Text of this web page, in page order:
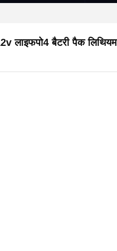
लाइफपो4 बैटरी पैक लिथियम